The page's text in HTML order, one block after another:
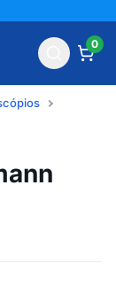
0